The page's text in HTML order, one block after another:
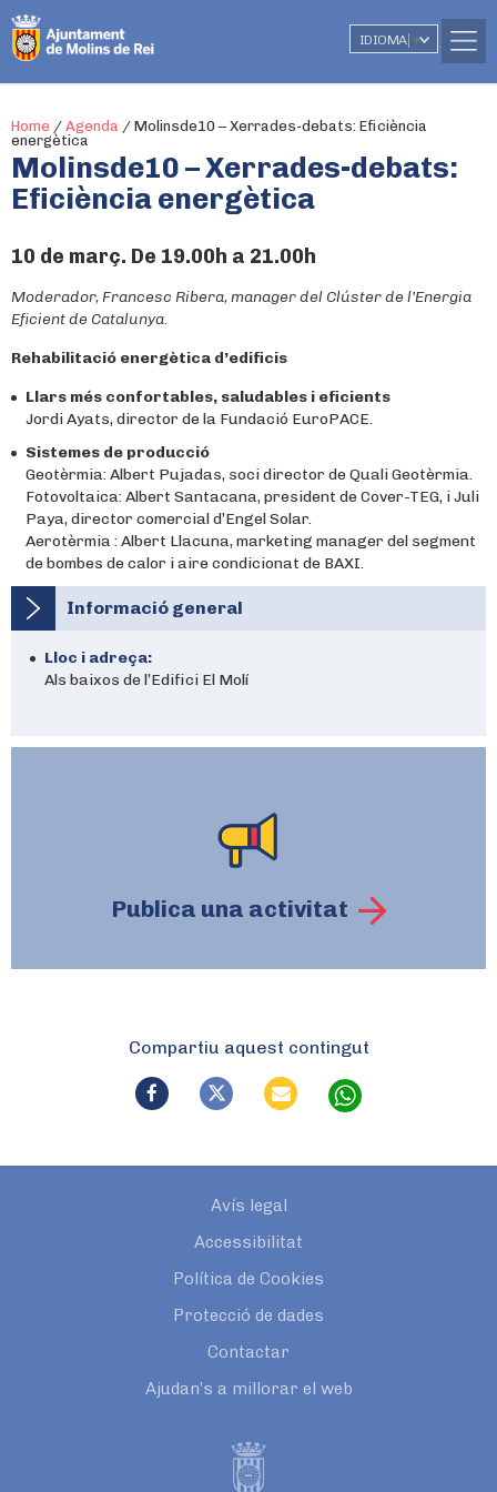
IDIOMA ▼
Home / Agenda / Molinsde10 – Xerrades-debats: Eficiència
energètica
Molinsde10 – Xerrades-debats:
Eficiència energètica
10 de març. De 19.00h a 21.00h
Moderador, Francesc Ribera, manager del Clúster de l’Energia
Eficient de Catalunya.
Rehabilitació energètica d’edificis
Llars més confortables, saludables i eficients
Jordi Ayats, director de la Fundació EuroPACE.
Sistemes de producció
Geotèrmia: Albert Pujadas, soci director de Quali Geotèrmia.
Fotovoltaica: Albert Santacana, president de Cover-TEG, i Juli
Paya, director comercial d’Engel Solar.
Aerotèrmia : Albert Llacuna, marketing manager del segment
de bombes de calor i aire condicionat de BAXI.
Informació general
Lloc i adreça:
Als baixos de l’Edifici El Molí
Publica una activitat
Compartiu aquest contingut
Avís legal
Accessibilitat
Política de Cookies
Protecció de dades
Contactar
Ajudan’s a millorar el web